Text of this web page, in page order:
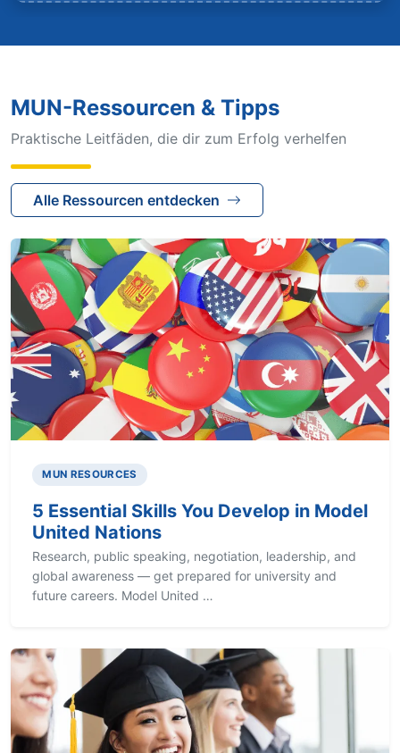
MUN-Ressourcen & Tipps
Praktische Leitfäden, die dir zum Erfolg verhelfen
Alle Ressourcen entdecken
MUN RESOURCES
5 Essential Skills You Develop in Model
United Nations
Research, public speaking, negotiation, leadership, and
global awareness — get prepared for university and
future careers. Model United …